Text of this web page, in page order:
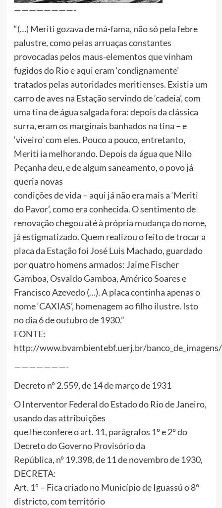
————————-
“(…) Meriti gozava de má-fama, não só pela febre
palustre, como pelas arruaças constantes
provocadas pelos maus-elementos que vinham
fugidos do Rio e aqui eram ‘condignamente’
tratados pelas autoridades meritienses. Existia um
carro de aves na Estação servindo de ‘cadeia’, com
uma tina de água salgada fora: depois da clássica
surra, eram os marginais banhados na tina – e
‘viveiro’ com eles. Pouco a pouco, entretanto,
Meriti ia melhorando. Depois da água que Nilo
Peçanha deu, e de algum saneamento, o povo já
queria novas
condições de vida – aqui já não era mais a ‘Meriti
do Pavor’, como era conhecida. O sentimento de
renovação chegou até à própria mudança do nome,
já estigmatizado. Quem realizou o feito de trocar a
placa da Estação foi José Luis Machado, guardado
por quatro homens armados: Jaime Fischer
Gamboa, Osvaldo Gamboa, Américo Soares e
Francisco Azevedo (…). A placa continha apenas o
nome ‘CAXIAS’, homenagem ao filho ilustre. Isto
no dia 6 de outubro de 1930.”
FONTE:
http://www.bvambientebf.uerj.br/
———————-
Decreto nº 2.559, de 14 de março de 1931
O Interventor Federal do Estado do Rio de Janeiro,
usando das attribuições
que lhe confere o art. 11, parágrafos 1º e 2º do
Decreto do Governo Provisório da
República, nº 19.398, de 11 de novembro de 1930,
DECRETA:
Art. 1º – Fica criado no Município de Iguassú o 8°
districto, com território